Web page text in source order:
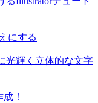
にする
光輝く立体的な文字
！